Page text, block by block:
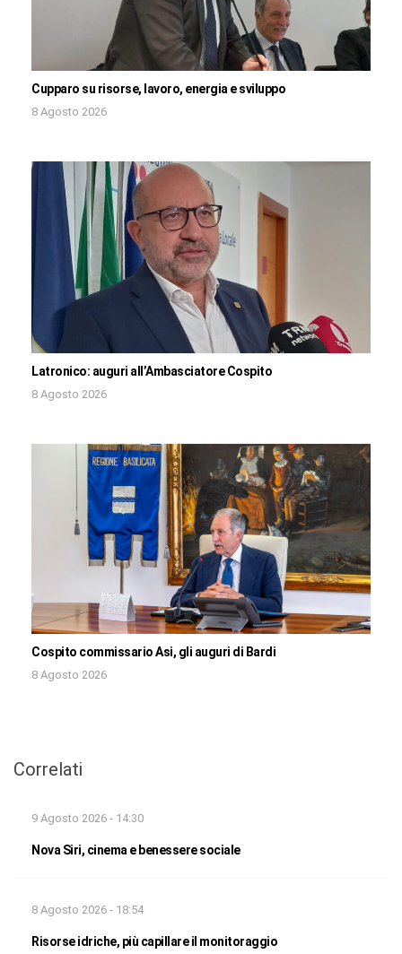
Cupparo su risorse, lavoro, energia e sviluppo
8 Agosto 2026
Latronico: auguri all’Ambasciatore Cospito
8 Agosto 2026
Cospito commissario Asi, gli auguri di Bardi
8 Agosto 2026
Correlati
9 Agosto 2026 - 14:30
Nova Siri, cinema e benessere sociale
8 Agosto 2026 - 18:54
Risorse idriche, più capillare il monitoraggio